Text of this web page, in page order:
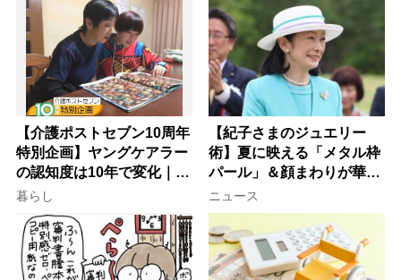
【介護ポストセブン10周年
特別企画】ヤングケアラー
の認知度は10年で変化｜流
行語大賞にノミネート、法
律にも明記されたが果たし
て現在は？
暮らし
【紀子さまのジュエリー
術】夏に映える「メタル枠
パール」＆顔まわりが華や
ぐ「揺れる一粒」の使い分
け方
ニュース